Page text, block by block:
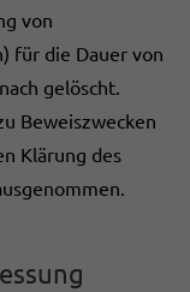
von
für die Dauer von
gelöscht.
Beweiszwecken
Klärung des